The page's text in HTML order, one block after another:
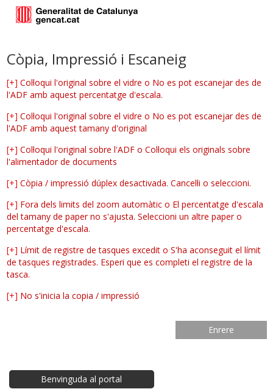
Benvinguda al portal
Còpia, Impressió i Escaneig
[+] Col·loqui l'original sobre el vidre o No es pot escanejar des de
l'ADF amb aquest percentatge d'escala.
[+] Col·loqui l'original sobre el vidre o No es pot escanejar des de
l'ADF amb aquest tamany d'original
[+] Col·loqui l'original sobre l'ADF o Col·loqui els originals sobre
l'alimentador de documents
[+] Còpia / impressió dúplex desactivada. Cancel·li o seleccioni.
[+] Fora dels limits del zoom automàtic o El percentatge d'escala
del tamany de paper no s'ajusta. Seleccioni un altre paper o
percentatge d'escala.
[+] Límit de registre de tasques excedit o S'ha aconseguit el límit
de tasques registrades. Esperi que es completi el registre de la
tasca.
[+] No s'inicia la copia / impressió
Enrere